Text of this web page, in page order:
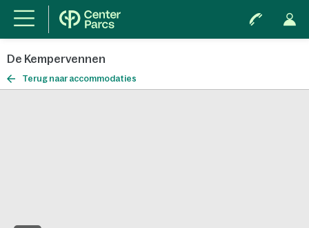
De Kempervennen
Terug naar accommodaties